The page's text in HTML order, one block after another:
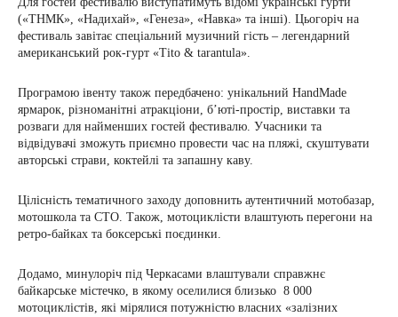
(«ТНМК», «Надихай», «Генеза», «Навка» та інші). Цьогоріч на
фестиваль завітає спеціальний музичний гість – легендарний
американський рок-гурт «Tito & tarantula».
Програмою івенту також передбачено: унікальний HandMade
ярмарок, різноманітні атракціони, б’юті-простір, виставки та
розваги для найменших гостей фестивалю. Учасники та
відвідувачі зможуть приємно провести час на пляжі, скуштувати
авторські страви, коктейлі та запашну каву.
Цілісність тематичного заходу доповнить аутентичний мотобазар,
мотошкола та СТО. Також, мотоциклісти влаштують перегони на
ретро-байках та боксерські поєдинки.
Додамо, минулоріч під Черкасами влаштували справжнє
байкарське містечко, в якому оселилися близько 8 000
мотоциклістів, які мірялися потужністю власних «залізних